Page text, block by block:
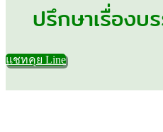
ปรึกษาเรื่องบ
แชทคุย Line